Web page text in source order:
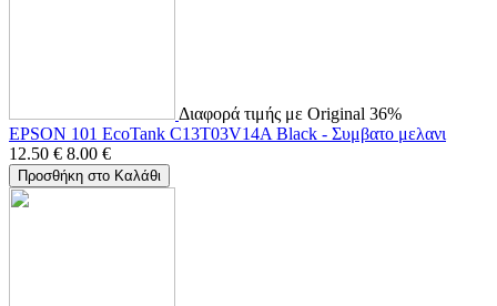
Διαφορά τιμής με Original 36%
EPSON 101 EcoTank C13T03V14A Black - Συμβατο μελανι
12.50 € 8.00 €
Προσθήκη στο Καλάθι